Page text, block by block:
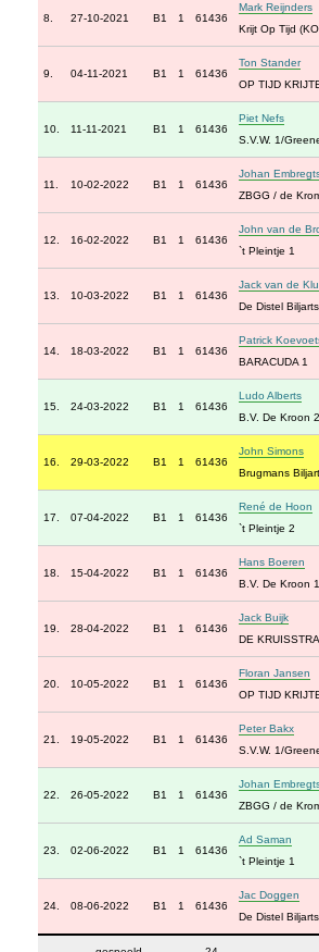
8. 27-10-2021 B1 1 61436
Mark Reijnders
Krijt Op Tijd
9. 04-11-2021 B1 1 61436
Ton Stander
OP TIJD
10. 11-11-2021 B1 1 61436
Piet Nefs
S.V.W. 1/
11. 10-02-2022 B1 1 61436
Johan
ZBGG / de
12. 16-02-2022 B1 1 61436
John van de
`t Pleintje 1
13. 10-03-2022 B1 1 61436
Jack van de
De Distel
14. 18-03-2022 B1 1 61436
Patrick
BARACUDA 1
15. 24-03-2022 B1 1 61436
Ludo Alberts
B.V. De Kroon 2
16. 29-03-2022 B1 1 61436
John Simons
Brugmans
17. 07-04-2022 B1 1 61436
René de Hoon
`t Pleintje 2
18. 15-04-2022 B1 1 61436
Hans Boeren
B.V. De Kroon 1
19. 28-04-2022 B1 1 61436
Jack Buijk
DE
20. 10-05-2022 B1 1 61436
Floran Jansen
OP TIJD
21. 19-05-2022 B1 1 61436
Peter Bakx
S.V.W. 1/
22. 26-05-2022 B1 1 61436
Johan
ZBGG / de
23. 02-06-2022 B1 1 61436
Ad Saman
`t Pleintje 1
24. 08-06-2022 B1 1 61436
Jac Doggen
De Distel